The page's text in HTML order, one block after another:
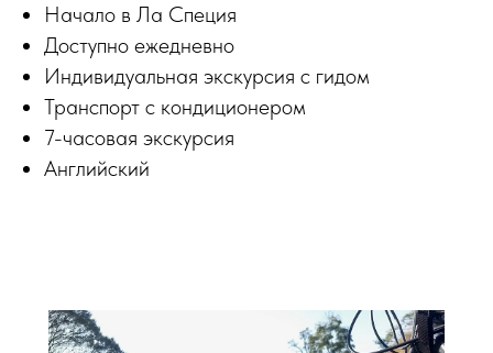
Начало в Ла Специя
Доступно ежедневно
Индивидуальная экскурсия с гидом
Транспорт с кондиционером
7-часовая экскурсия
Английский